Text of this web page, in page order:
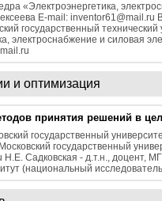
«Электроэнергетика,
E-mail:
государственный
электроснабжение и силовая
и оптимизация
принятия решений в
государственный
государственный
Садковская - д.т.н., доцент,
(национальный